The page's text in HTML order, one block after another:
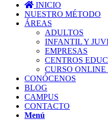
INICIO
NUESTRO MÉTODO
ÁREAS
ADULTOS
INFANTIL Y
EMPRESAS
CENTROS
CURSO ONLINE
CONÓCENOS
BLOG
CAMPUS
CONTACTO
Menú